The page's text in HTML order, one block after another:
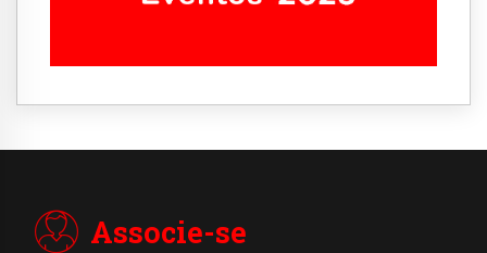
Associe-se